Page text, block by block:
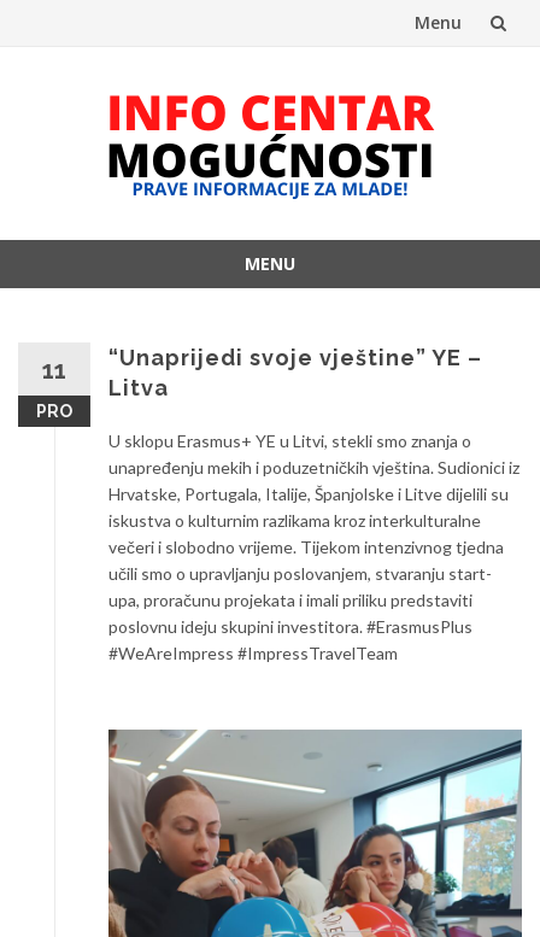
Menu
MENU
11
PRO
“Unaprijedi svoje vještine” YE –
Litva
U sklopu Erasmus+ YE u Litvi, stekli smo znanja o
unapređenju mekih i poduzetničkih vještina. Sudionici iz
Hrvatske, Portugala, Italije, Španjolske i Litve dijelili su
iskustva o kulturnim razlikama kroz interkulturalne
večeri i slobodno vrijeme. Tijekom intenzivnog tjedna
učili smo o upravljanju poslovanjem, stvaranju start-
upa, proračunu projekata i imali priliku predstaviti
poslovnu ideju skupini investitora. #ErasmusPlus
#WeAreImpress #ImpressTravelTeam